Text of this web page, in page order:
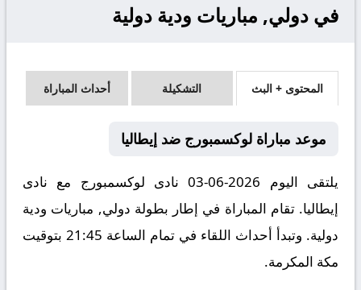
في دولي, مباريات ودية دولية
المحتوى + البث التشكيلة أحداث المباراة
موعد مباراة لوكسمبورج ضد إيطاليا
يلتقى اليوم 2026-06-03 نادى لوكسمبورج مع نادى
إيطاليا. تقام المباراة في إطار بطولة دولي, مباريات ودية
دولية. وتبدأ أحداث اللقاء في تمام الساعة 21:45 بتوقيت
مكة المكرمة.